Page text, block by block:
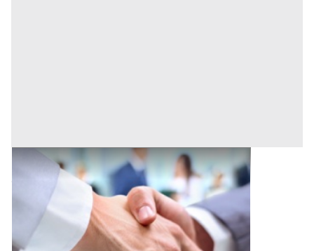
Cessione d'Azienda all'asta a Padova
Arre (Padova)
Offerta minima
1.600.000 € 2.086.000 €
Codice asta: c045d360
Asta chiusa